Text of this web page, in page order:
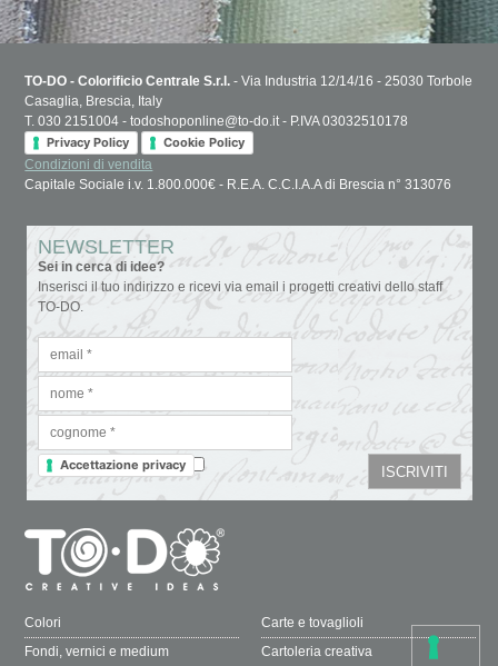
TO-DO - Colorificio Centrale S.r.l. - Via Industria 12/14/16 - 25030 Torbole
Casaglia, Brescia, Italy
T. 030 2151004 - todoshoponline@to-do.it - P.IVA 03032510178
Privacy Policy
Cookie Policy
Condizioni di vendita
Capitale Sociale i.v. 1.800.000€ - R.E.A. C.C.I.A.A di Brescia n° 313076
NEWSLETTER
Sei in cerca di idee?
Inserisci il tuo indirizzo e ricevi via email i progetti creativi dello staff
TO-DO.
Accettazione privacy
Colori
Fondi, vernici e medium
Carte e tovaglioli
Cartoleria creativa